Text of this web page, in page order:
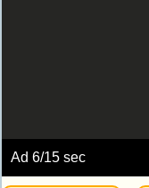
Ad6/15 sec